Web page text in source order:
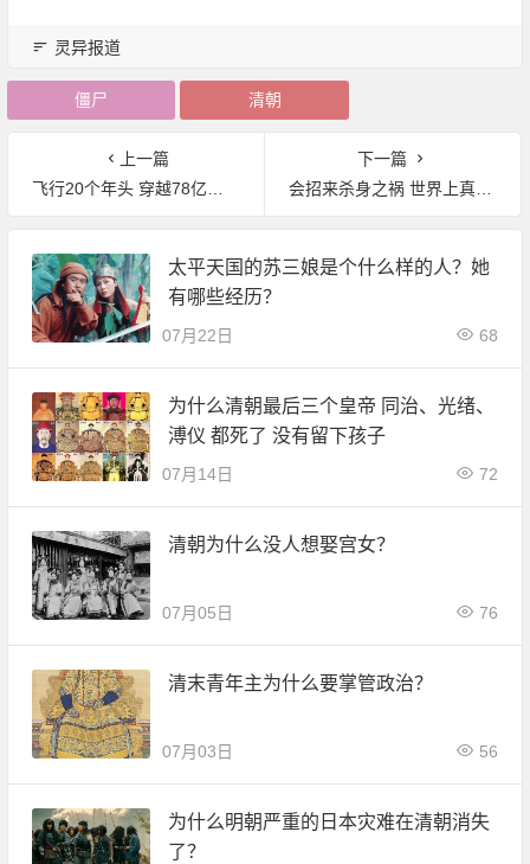
灵异报道
僵尸 清朝
上一篇
飞行20个年头 穿越78亿公里：卡西尼号坠入土星 自毁失联
下一篇
会招来杀身之祸 世界上真实存在的灵异物品
太平天国的苏三娘是个什么样的人？她
有哪些经历？
07月22日 68
为什么清朝最后三个皇帝 同治、光绪、
溥仪 都死了 没有留下孩子
07月14日 72
清朝为什么没人想娶宫女？
07月05日 76
清末青年主为什么要掌管政治？
07月03日 56
为什么明朝严重的日本灾难在清朝消失
了？